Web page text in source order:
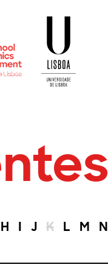
H I J K L M N